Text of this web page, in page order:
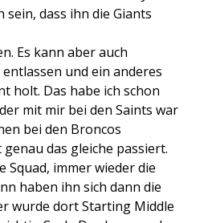
sein, dass ihn die Giants
Es kann aber auch
und ein anderes
holt. Das habe ich schon
mit mir bei den Saints war
bei den Broncos
das gleiche passiert.
Squad, immer wieder die
haben ihn sich dann die
wurde dort Starting Middle